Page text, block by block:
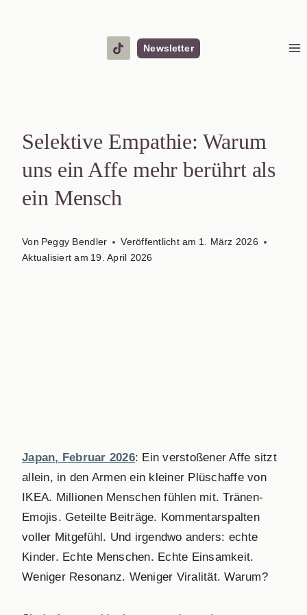
Newsletter
Selektive Empathie: Warum
uns ein Affe mehr berührt als
ein Mensch
Von Peggy Bendler Veröffentlicht am 1. März 2026
Aktualisiert am 19. April 2026
Japan, Februar 2026: Ein verstoßener Affe sitzt
allein, in den Armen ein kleiner Plüschaffe von
IKEA. Millionen Menschen fühlen mit. Tränen-
Emojis. Geteilte Beiträge. Kommentarspalten
voller Mitgefühl. Und irgendwo anders: echte
Kinder. Echte Menschen. Echte Einsamkeit.
Weniger Resonanz. Weniger Viralität. Warum?